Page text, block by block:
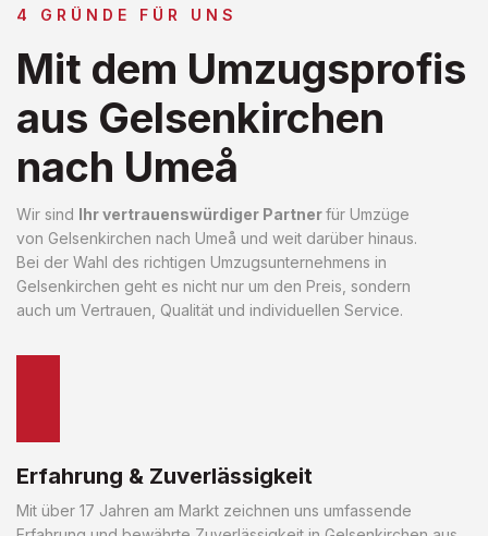
4 GRÜNDE FÜR UNS
Mit dem Umzugsprofis
aus Gelsenkirchen
nach Umeå
Wir sind Ihr vertrauenswürdiger Partnerfür Umzüge
von Gelsenkirchen nach Umeå und weit darüber hinaus.
Bei der Wahl des richtigen Umzugsunternehmens in
Gelsenkirchen geht es nicht nur um den Preis, sondern
auch um Vertrauen, Qualität und individuellen Service.
Erfahrung & Zuverlässigkeit
Mit über 17 Jahren am Markt zeichnen uns umfassende